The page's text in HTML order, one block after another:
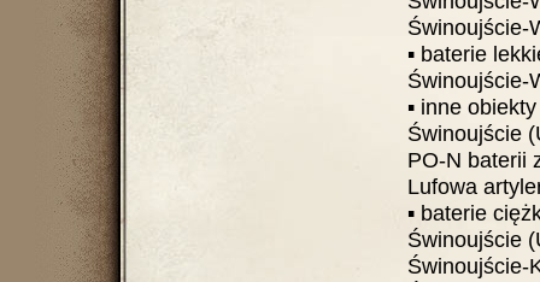
Świnoujście-
▪ baterie
Świnoujście-
▪ inne
Świnoujście
PO-N baterii
Lufowa
▪ baterie
Świnoujście
Świnoujście-